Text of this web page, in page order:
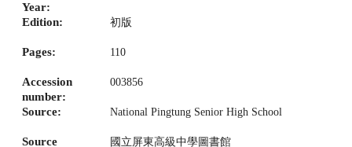
Year:
Edition: 初版
Pages: 110
Accession
number:
003856
Source: National Pingtung Senior High School
Source
國立屏東高級中學圖書館